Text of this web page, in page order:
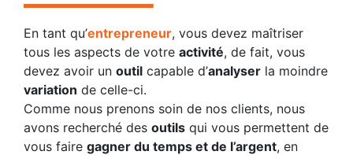
En tant qu’entrepreneur, vous devez maîtriser
tous les aspects de votre activité, de fait, vous
devez avoir un outil capable d’analyser la moindre
variation de celle-ci.
Comme nous prenons soin de nos clients, nous
avons recherché des outils qui vous permettent de
vous faire gagner du temps et de l’argent, en